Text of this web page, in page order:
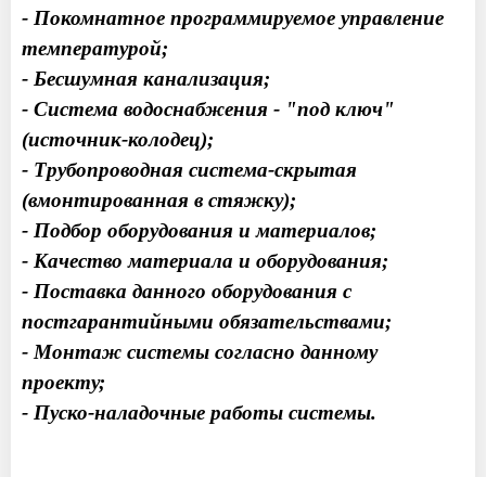
- Покомнатное программируемое управление
температурой;
- Бесшумная канализация;
- Система водоснабжения - "под ключ"
(источник-колодец);
- Трубопроводная система-скрытая
(вмонтированная в стяжку);
- Подбор оборудования и материалов;
- Качество материала и оборудования;
- Поставка данного оборудования с
постгарантийными обязательствами;
- Монтаж системы согласно данному
проекту;
- Пуско-наладочные работы системы.